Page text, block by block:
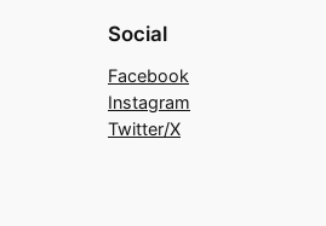
Social
Facebook
Instagram
Twitter/X